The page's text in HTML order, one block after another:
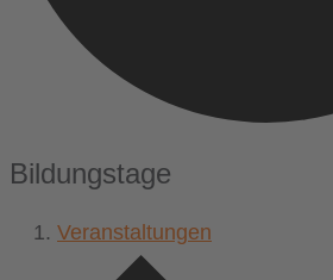
Bildungstage
Veranstaltungen